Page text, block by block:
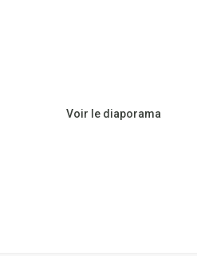
Voir le diaporama